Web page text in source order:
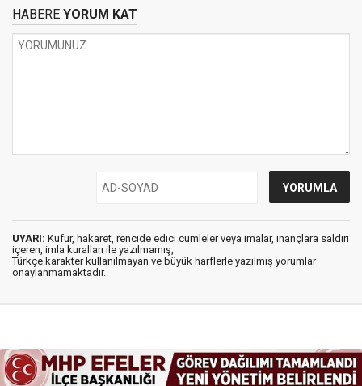
HABERE YORUM KAT
UYARI: Küfür, hakaret, rencide edici cümleler veya imalar, inançlara saldırı
içeren, imla kuralları ile yazılmamış,
Türkçe karakter kullanılmayan ve büyük harflerle yazılmış yorumlar
onaylanmamaktadır.